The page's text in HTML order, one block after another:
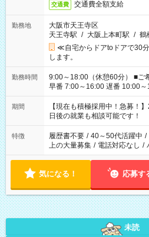
交通費 交通費全額支給
勤務地
大阪市天王寺区
天王寺駅 / 大阪上本町駅 / 鶴
≪自宅からドアtoドアで30
します。
勤務時間
9:00～18:00（休憩60分） ■ご希望があれば下記シフトもOK！
早番 7:00～16:00 遅番 10:00～19:00 「家族と休み
い」 「余裕を持って夕飯の準
たくない」 など、ご希望を教えてくだ
の方へ 今ご覧のお仕事で希望
の勤務時間。 合計で週40時間
期間
【現在も積極採用中！急募！
日後の就業も相談可能です！
特徴 履歴書不要 / 40～50代活躍中 /
上の大量募集 / 電話対応なし /
気になる！ 応募す
未読